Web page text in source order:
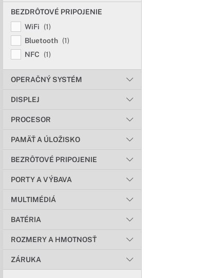
BEZDRÔTOVÉ PRIPOJENIE
WiFi
(1)
Bluetooth (1)
NFC
(1)
OPERAČNÝ SYSTÉM
DISPLEJ
PROCESOR
PAMÄŤ A ÚLOŽISKO
BEZRÔTOVÉ PRIPOJENIE
PORTY A VÝBAVA
MULTIMÉDIÁ
BATÉRIA
ROZMERY A HMOTNOSŤ
ZÁRUKA